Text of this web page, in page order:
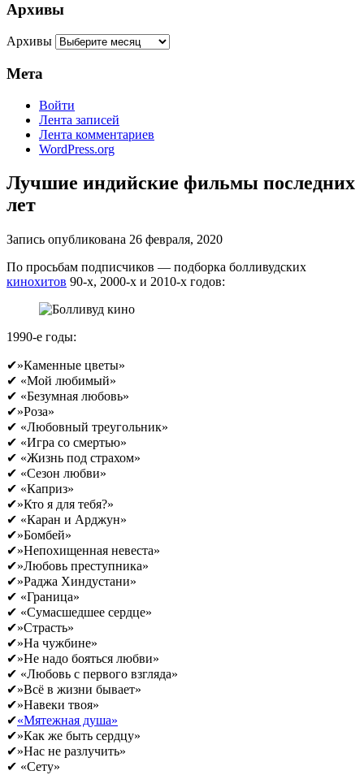
Архивы
Архивы
Мета
Войти
Лента записей
Лента комментариев
WordPress.org
Лучшие индийские фильмы последних
лет
Запись опубликована 26 февраля, 2020
По просьбам подписчиков — подборка болливудских
кинохитов 90-х, 2000-х и 2010-х годов:
1990-е годы:
✔»Каменные цветы»
✔ «Мой любимый»
✔ «Безумная любовь»
✔»Роза»
✔ «Любовный треугольник»
✔ «Игра со смертью»
✔ «Жизнь под страхом»
✔ «Сезон любви»
✔ «Каприз»
✔»Кто я для тебя?»
✔ «Каран и Арджун»
✔»Бомбей»
✔»Непохищенная невеста»
✔»Любовь преступника»
✔»Раджа Хиндустани»
✔ «Граница»
✔ «Сумасшедшее сердце»
✔»Страсть»
✔»На чужбине»
✔»Не надо бояться любви»
✔ «Любовь с первого взгляда»
✔»Всё в жизни бывает»
✔»Навеки твоя»
✔«Мятежная душа»
✔»Как же быть сердцу»
✔»Нас не разлучить»
✔ «Сету»